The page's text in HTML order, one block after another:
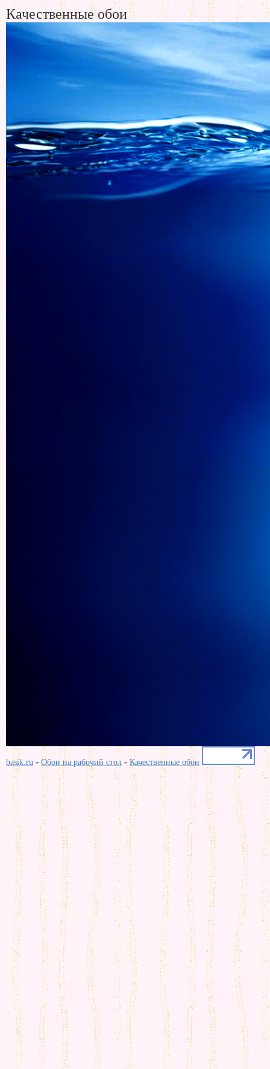
Качественные обои
basik.ru - Обои на рабочий стол - Качественные обои